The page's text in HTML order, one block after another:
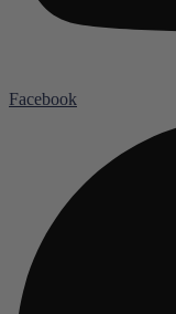
Facebook